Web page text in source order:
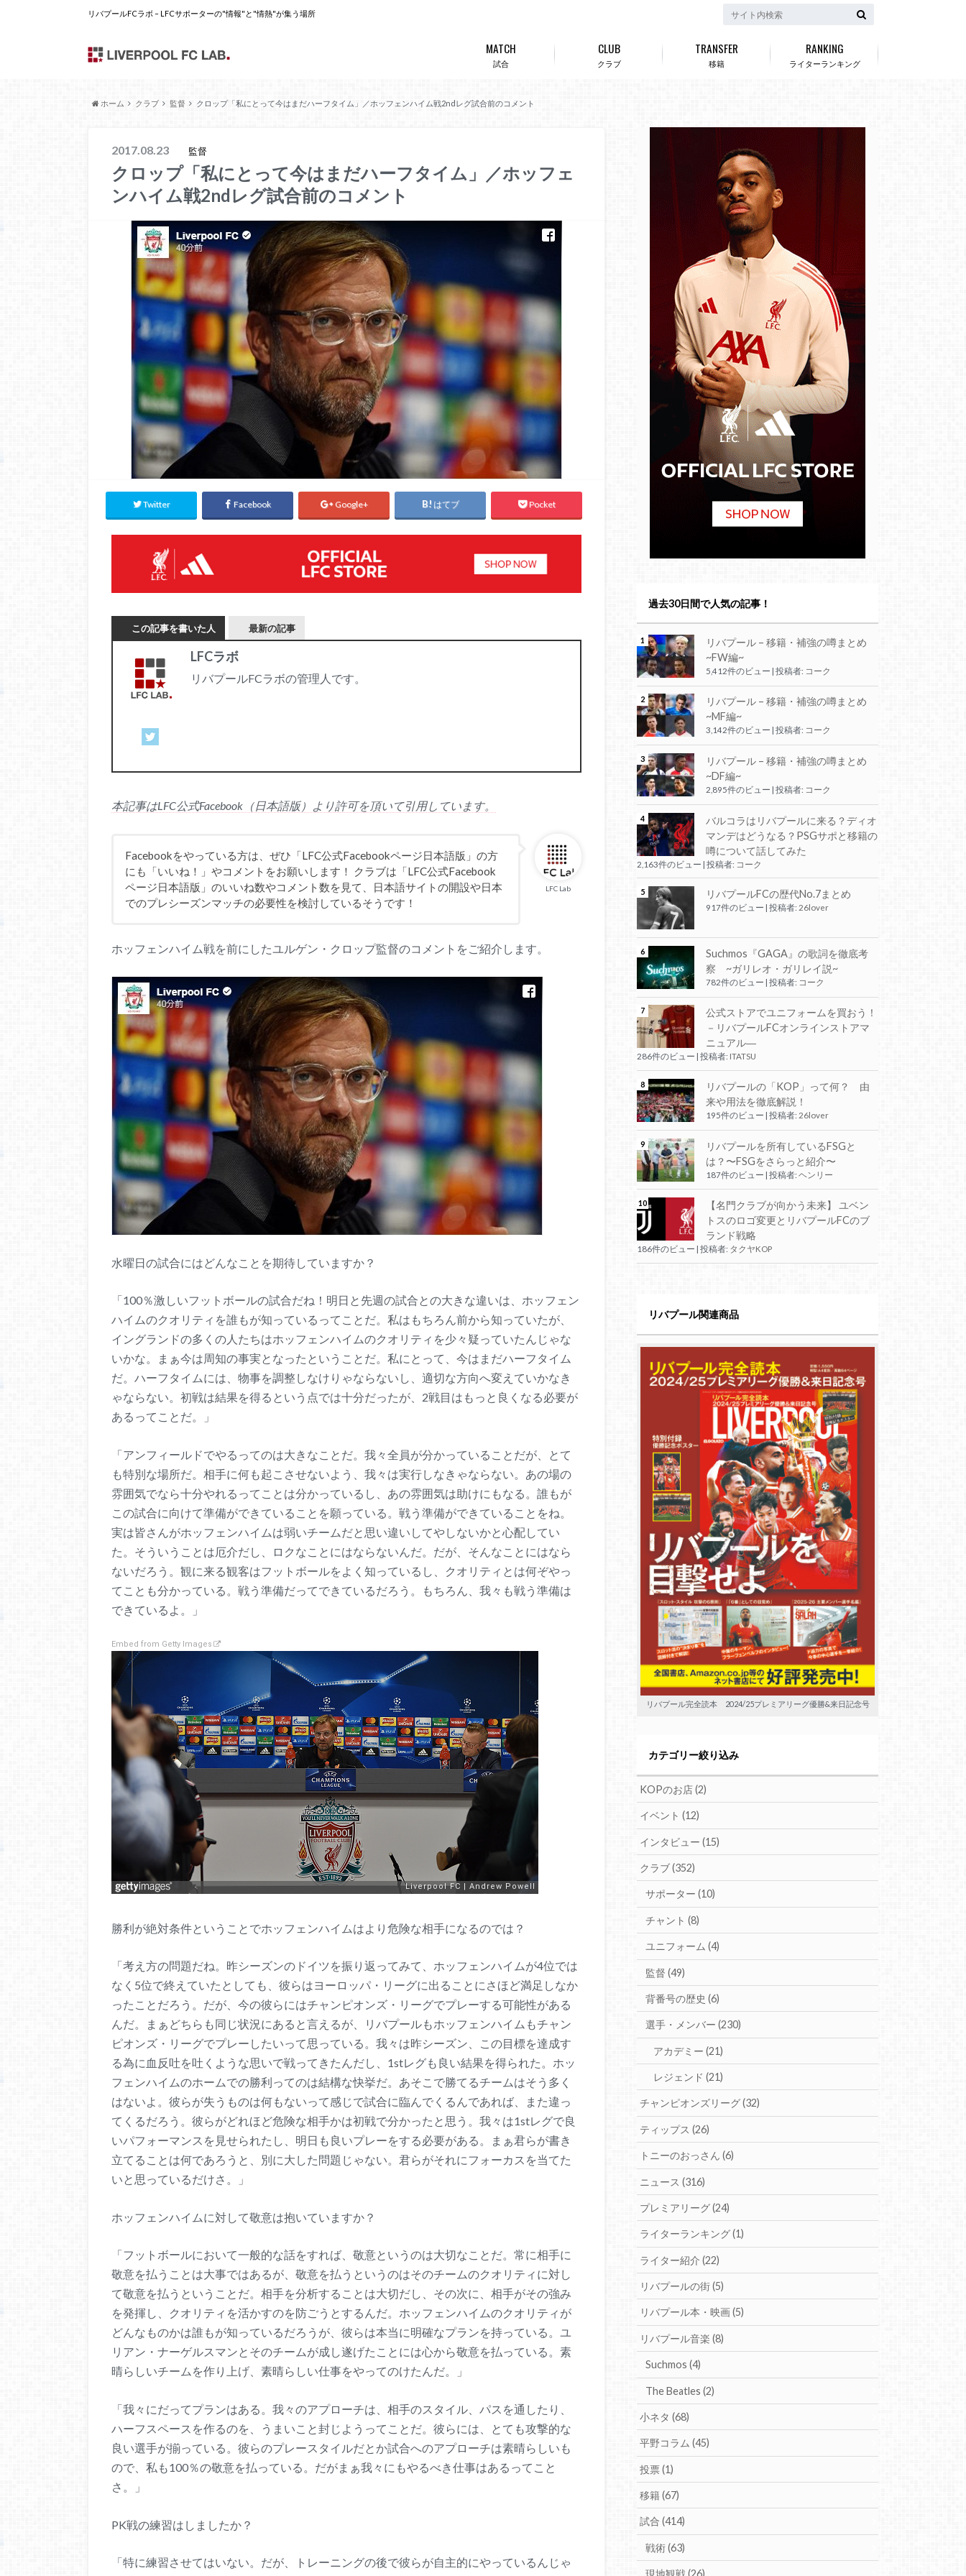
リバプールFCラボ – LFCサポーターの"情報"と"情熱"が集う場所
試合
MATCH
クラブ
CLUB
移籍
TRANSFER
ライターランキング
RANKING
ホーム クラブ 監督 クロップ「私にとって今はまだハーフタイム」／ホッフェンハイム戦2ndレグ試合前のコメント
2017.08.23 監督
クロップ「私にとって今はまだハーフタイム」／ホッフェ
ンハイム戦2ndレグ試合前のコメント
Twitter Facebook Google+ はてブ Pocket
この記事を書いた人 最新の記事
LFCラボ
リバプールFCラボの管理人です。
本記事はLFC公式Facebook（日本語版）より許可を頂いて引用しています。
LFC Lab
Facebookをやっている方は、ぜひ「LFC公式Facebookページ日本語版」の方
にも「いいね！」やコメントをお願いします！ クラブは「LFC公式Facebook
ページ日本語版」のいいね数やコメント数を見て、日本語サイトの開設や日本
でのプレシーズンマッチの必要性を検討しているそうです！
ホッフェンハイム戦を前にしたユルゲン・クロップ監督のコメントをご紹介します。
水曜日の試合にはどんなことを期待していますか？
「100％激しいフットボールの試合だね！明日と先週の試合との大きな違いは、ホッフェン
ハイムのクオリティを誰もが知っているってことだ。私はもちろん前から知っていたが、
イングランドの多くの人たちはホッフェンハイムのクオリティを少々疑っていたんじゃな
いかな。まぁ今は周知の事実となったということだ。私にとって、今はまだハーフタイム
だ。ハーフタイムには、物事を調整しなけりゃならないし、適切な方向へ変えていかなき
ゃならない。初戦は結果を得るという点では十分だったが、2戦目はもっと良くなる必要が
あるってことだ。」
「アンフィールドでやるってのは大きなことだ。我々全員が分かっていることだが、とて
も特別な場所だ。相手に何も起こさせないよう、我々は実行しなきゃならない。あの場の
雰囲気でなら十分やれるってことは分かっているし、あの雰囲気は助けにもなる。誰もが
この試合に向けて準備ができていることを願っている。戦う準備ができていることをね。
実は皆さんがホッフェンハイムは弱いチームだと思い違いしてやしないかと心配してい
た。そういうことは厄介だし、ロクなことにはならないんだ。だが、そんなことにはなら
ないだろう。観に来る観客はフットボールをよく知っているし、クオリティとは何ぞやっ
てことも分かっている。戦う準備だってできているだろう。もちろん、我々も戦う準備は
できているよ。」
Embed from Getty Images
勝利が絶対条件ということでホッフェンハイムはより危険な相手になるのでは？
「考え方の問題だね。昨シーズンのドイツを振り返ってみて、ホッフェンハイムが4位では
なく5位で終えていたとしても、彼らはヨーロッパ・リーグに出ることにさほど満足しなか
ったことだろう。だが、今の彼らにはチャンピオンズ・リーグでプレーする可能性がある
んだ。まぁどちらも同じ状況にあると言えるが、リバプールもホッフェンハイムもチャン
ピオンズ・リーグでプレーしたいって思っている。我々は昨シーズン、この目標を達成す
る為に血反吐を吐くような思いで戦ってきたんだし、1stレグも良い結果を得られた。ホッ
フェンハイムのホームでの勝利ってのは結構な快挙だ。あそこで勝てるチームはそう多く
はないよ。彼らが失うものは何もないって感じで試合に臨んでくるんであれば、また違っ
てくるだろう。彼らがどれほど危険な相手かは初戦で分かったと思う。我々は1stレグで良
いパフォーマンスを見せられたし、明日も良いプレーをする必要がある。まぁ君らが書き
立てることは何であろうと、別に大した問題じゃない。君らがそれにフォーカスを当てた
いと思っているだけさ。」
ホッフェンハイムに対して敬意は抱いていますか？
「フットボールにおいて一般的な話をすれば、敬意というのは大切なことだ。常に相手に
敬意を払うことは大事ではあるが、敬意を払うというのはそのチームのクオリティに対し
て敬意を払うということだ。相手を分析することは大切だし、その次に、相手がその強み
を発揮し、クオリティを活かすのを防ごうとするんだ。ホッフェンハイムのクオリティが
どんなものかは誰もが知っているだろうが、彼らは本当に明確なプランを持っている。ユ
リアン・ナーゲルスマンとそのチームが成し遂げたことには心から敬意を払っている。素
晴らしいチームを作り上げ、素晴らしい仕事をやってのけたんだ。」
「我々にだってプランはある。我々のアプローチは、相手のスタイル、パスを通したり、
ハーフスペースを作るのを、うまいこと封じようってことだ。彼らには、とても攻撃的な
良い選手が揃っている。彼らのプレースタイルだとか試合へのアプローチは素晴らしいも
ので、私も100％の敬意を払っている。だがまぁ我々にもやるべき仕事はあるってこと
さ。」
PK戦の練習はしましたか？
「特に練習させてはいない。だが、トレーニングの後で彼らが自主的にやっているんじゃ
過去30日間で人気の記事！
リバプール – 移籍・補強の噂まとめ
~FW編~
5,412件のビュー | 投稿者: コーク
リバプール – 移籍・補強の噂まとめ
~MF編~
3,142件のビュー 投稿者: コーク
リバプール – 移籍・補強の噂まとめ
~DF編~
2,895件のビュー | 投稿者: コーク
バルコラはリバプールに来る？ディオ
マンデはどうなる？PSGサポと移籍の
噂について話してみた
2,163件のビュー | 投稿者: コーク
リバプールFCの歴代No.7まとめ
917件のビュー 投稿者: 26lover
Suchmos『GAGA』の歌詞を徹底考
察 ~ガリレオ・ガリレイ説~
782件のビュー | 投稿者: コーク
公式ストアでユニフォームを買おう！
－リバプールFCオンラインストアマ
ニュアル―
286件のビュー 投稿者: ITATSU
リバプールの「KOP」って何？ 由
来や用法を徹底解説！
195件のビュー | 投稿者: 26lover
リバプールを所有しているFSGと
は？〜FSGをさらっと紹介〜
187件のビュー | 投稿者: ヘンリー
【名門クラブが向かう未来】 ユベン
トスのロゴ変更とリバプールFCのブ
ランド戦略
186件のビュー 投稿者: タクヤKOP
リバプール関連商品
リバプール完全読本 2024/25プレミアリーグ優勝&来日記念号
カテゴリー絞り込み
KOPのお店(2)
イベント(12)
インタビュー(15)
クラブ(352)
サポーター (10)
チャント (8)
ユニフォーム (4)
監督 (49)
背番号の歴史 (6)
選手・メンバー (230)
アカデミー(21)
レジェンド(21)
チャンピオンズリーグ(32)
ティップス(26)
トニーのおっさん(6)
ニュース(316)
プレミアリーグ(24)
ライターランキング(1)
ライター紹介(22)
リバプールの街(5)
リバプール本・映画(5)
リバプール音楽(8)
Suchmos (4)
The Beatles (2)
小ネタ(68)
平野コラム(45)
投票(1)
移籍(67)
試合(414)
戦術(63)